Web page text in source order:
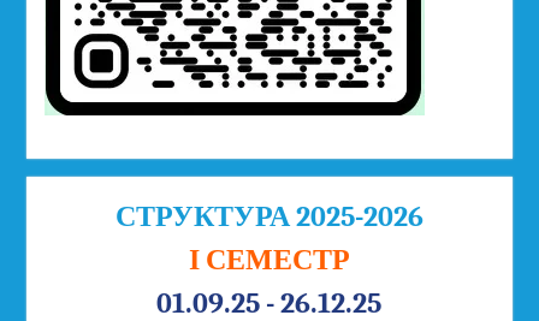
СТРУКТУРА 2025-2026
І СЕМЕСТР
01.09.25 - 26.12.25